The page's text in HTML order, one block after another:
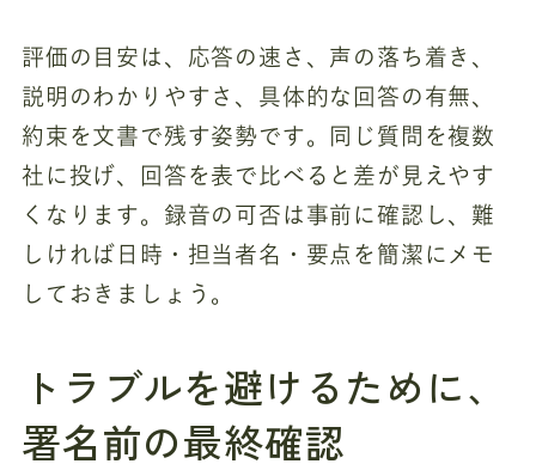
評価の目安は、応答の速さ、声の落ち着き、
説明のわかりやすさ、具体的な回答の有無、
約束を文書で残す姿勢です。同じ質問を複数
社に投げ、回答を表で比べると差が見えやす
くなります。録音の可否は事前に確認し、難
しければ日時・担当者名・要点を簡潔にメモ
しておきましょう。
トラブルを避けるために、
署名前の最終確認